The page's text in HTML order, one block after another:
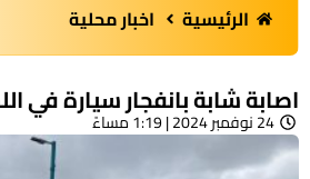
الرئيسية اخبار محلية
اصابة شابة بانفجار سيارة في اللد
24 نوفمبر 2024 | 1:19 مساءً